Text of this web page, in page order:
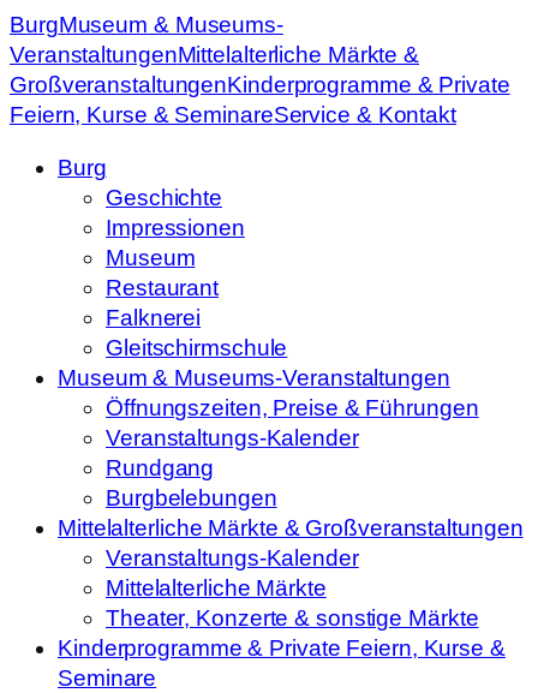
BurgMuseum & Museums-
VeranstaltungenMittelalterliche Märkte &
GroßveranstaltungenKinderprogramme & Private
Feiern, Kurse & SeminareService & Kontakt
Burg
Geschichte
Impressionen
Museum
Restaurant
Falknerei
Gleitschirmschule
Museum & Museums-Veranstaltungen
Öffnungszeiten, Preise & Führungen
Veranstaltungs-Kalender
Rundgang
Burgbelebungen
Mittelalterliche Märkte & Großveranstaltungen
Veranstaltungs-Kalender
Mittelalterliche Märkte
Theater, Konzerte & sonstige Märkte
Kinderprogramme & Private Feiern, Kurse &
Seminare